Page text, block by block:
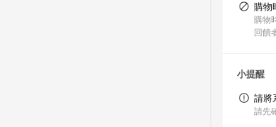
購物
購物
回饋
小提醒
請將
請先